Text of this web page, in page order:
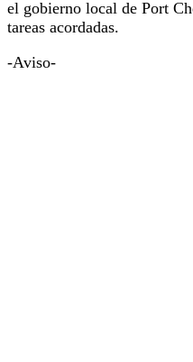
el gobierno local de Port
tareas acordadas.
-Aviso-